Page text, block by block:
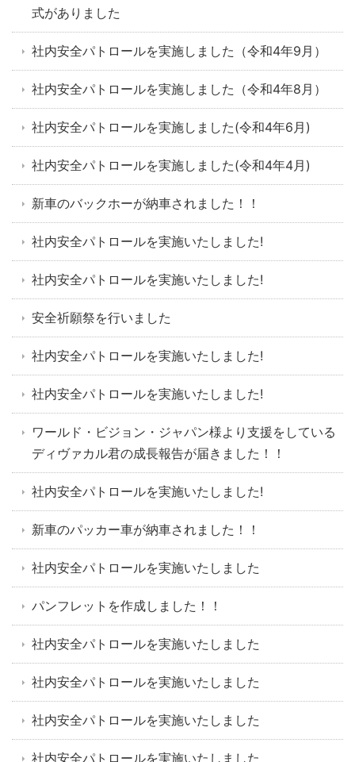
式がありました
社内安全パトロールを実施しました（令和4年9月）
社内安全パトロールを実施しました（令和4年8月）
社内安全パトロールを実施しました(令和4年6月)
社内安全パトロールを実施しました(令和4年4月)
新車のバックホーが納車されました！！
社内安全パトロールを実施いたしました!
社内安全パトロールを実施いたしました!
安全祈願祭を行いました
社内安全パトロールを実施いたしました!
社内安全パトロールを実施いたしました!
ワールド・ビジョン・ジャパン様より支援をしている
ディヴァカル君の成長報告が届きました！！
社内安全パトロールを実施いたしました!
新車のパッカー車が納車されました！！
社内安全パトロールを実施いたしました
パンフレットを作成しました！！
社内安全パトロールを実施いたしました
社内安全パトロールを実施いたしました
社内安全パトロールを実施いたしました
社内安全パトロールを実施いたしました